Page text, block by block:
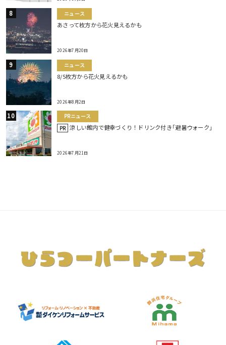
ニュース
あさって枚方から花火見えるかも
2026年7月20日
ニュース
8/5枚方から花火見えるかも
2026年8月2日
PRニュース
PR 涼しい館内で健幸づくり！ドリンク付き｢避暑ウォーク｣
2026年7月21日